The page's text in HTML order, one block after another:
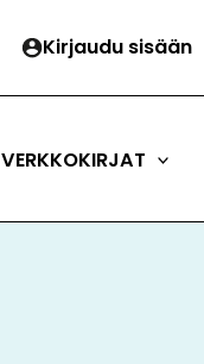
Kirjaudu sisään
VERKKOKIRJAT